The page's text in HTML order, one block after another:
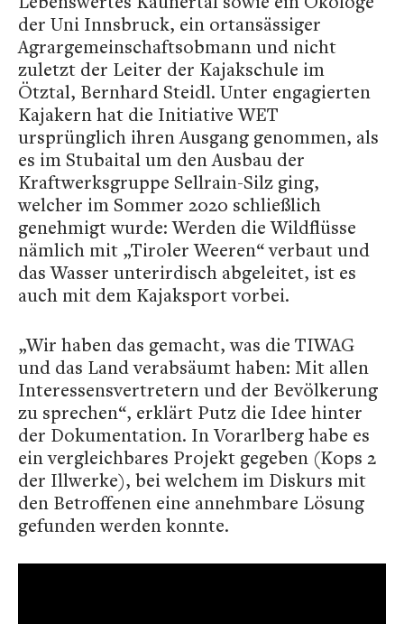
der Uni Innsbruck, ein ortansässiger
Agrargemeinschaftsobmann und nicht
zuletzt der Leiter der Kajakschule im
Ötztal, Bernhard Steidl. Unter engagierten
Kajakern hat die Initiative WET
ursprünglich ihren Ausgang genommen, als
es im Stubaital um den Ausbau der
Kraftwerksgruppe Sellrain-Silz ging,
welcher im Sommer 2020 schließlich
genehmigt wurde: Werden die Wildflüsse
nämlich mit „Tiroler Weeren“ verbaut und
das Wasser unterirdisch abgeleitet, ist es
auch mit dem Kajaksport vorbei.
„Wir haben das gemacht, was die TIWAG
und das Land verabsäumt haben: Mit allen
Interessensvertretern und der Bevölkerung
zu sprechen“, erklärt Putz die Idee hinter
der Dokumentation. In Vorarlberg habe es
ein vergleichbares Projekt gegeben (Kops 2
der Illwerke), bei welchem im Diskurs mit
den Betroffenen eine annehmbare Lösung
gefunden werden konnte.